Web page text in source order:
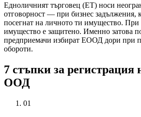
Едноличният търговец (ЕТ) носи
отговорност — при бизнес задължения,
посегнат на личното ти имущество.
имущество е защитено. Именно затова
предприемачи избират ЕООД дори при
обороти.
7 стъпки за
ООД
01